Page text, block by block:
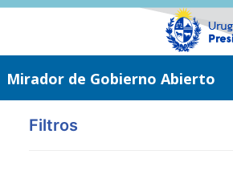
Saltar
Mirador de Gobierno Abierto
Filtros